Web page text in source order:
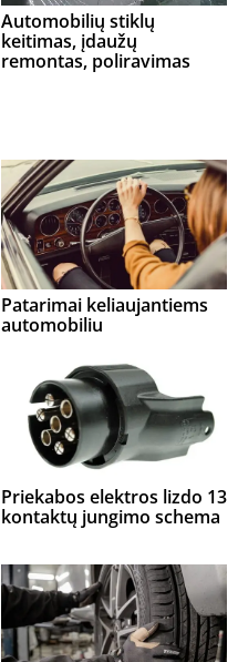
Automobilių stiklų
keitimas, įdaužų
remontas, poliravimas
Patarimai keliaujantiems
automobiliu
Priekabos elektros lizdo 13
kontaktų jungimo schema